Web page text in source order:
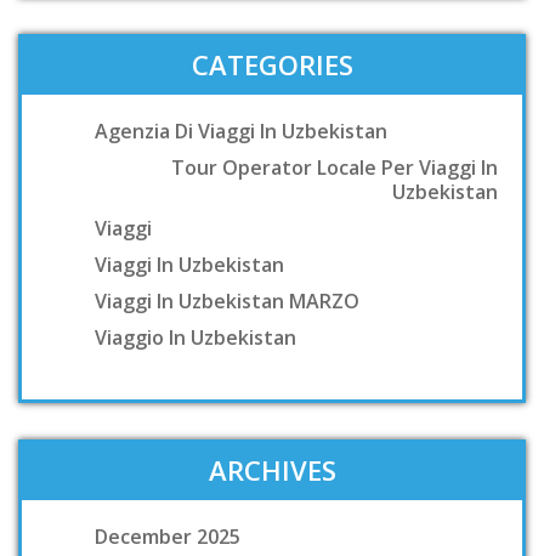
CATEGORIES
Agenzia Di Viaggi In Uzbekistan
Tour Operator Locale Per Viaggi In
Uzbekistan
Viaggi
Viaggi In Uzbekistan
Viaggi In Uzbekistan MARZO
Viaggio In Uzbekistan
ARCHIVES
December 2025